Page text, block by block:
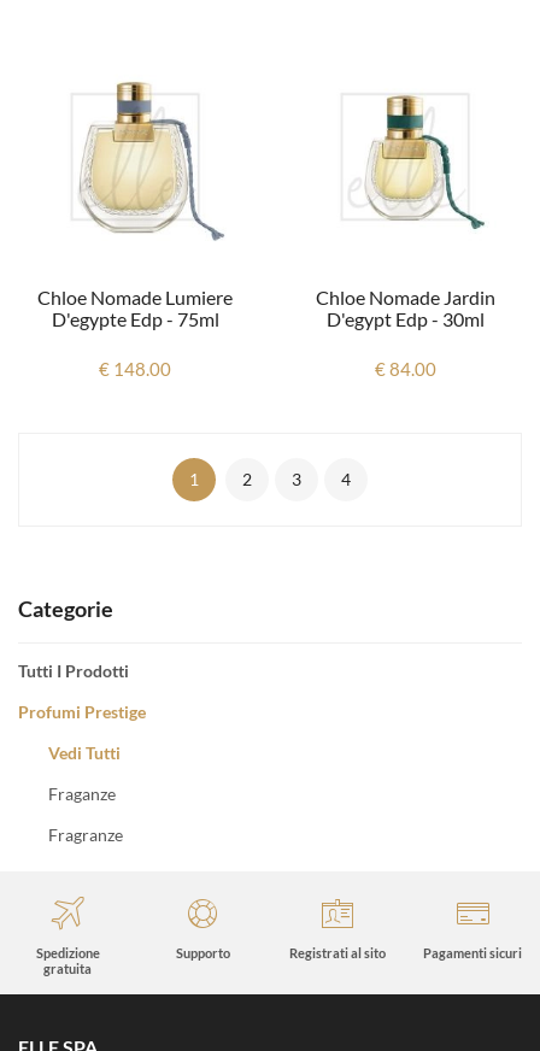
Categorie
Tutti I Prodotti
Profumi Prestige
Vedi Tutti
Fraganze
Fragranze
Chloe Nomade Lumiere
D'egypte Edp - 75ml
€ 148.00
Chloe Nomade Jardin
D'egypt Edp - 30ml
€ 84.00
1 2 3 4
Spedizione
gratuita
Supporto Registrati al sito Pagamenti sicuri